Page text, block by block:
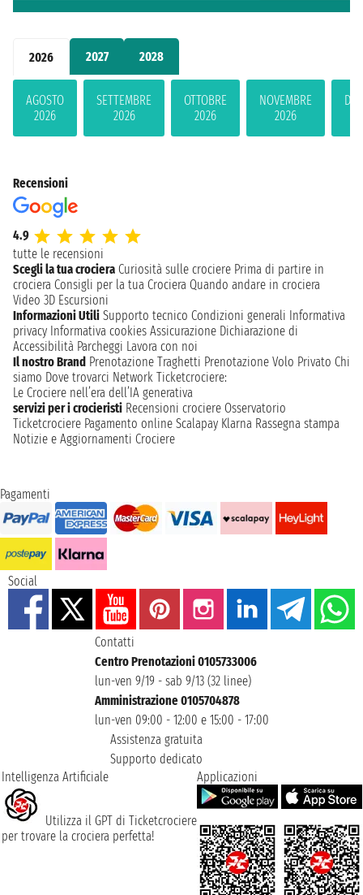
2026 2027 2028
AGOSTO
2026
SETTEMBRE
2026
OTTOBRE
2026
NOVEMBRE
2026
Recensioni
4.9
tutte le recensioni
Scegli la tua crociera Curiosità sulle crociere Prima di partire in
crociera Consigli per la tua Crociera Quando andare in crociera
Video 3D Escursioni
Informazioni Utili Supporto tecnico Condizioni generali Informativa
privacy Informativa cookies Assicurazione Dichiarazione di
Accessibilità Parcheggi Lavora con noi
Il nostro Brand Prenotazione Traghetti Prenotazione Volo Privato Chi
siamo Dove trovarci Network Ticketcrociere:
Le Crociere nell’era dell’IA generativa
servizi per i crocieristi Recensioni crociere Osservatorio
Ticketcrociere Pagamento online Scalapay Klarna Rassegna stampa
Notizie e Aggiornamenti Crociere
Pagamenti
Social
Contatti
Centro Prenotazioni 0105733006
lun-ven 9/19 - sab 9/13 (32 linee)
Amministrazione 0105704878
lun-ven 09:00 - 12:00 e 15:00 - 17:00
Assistenza gratuita
Supporto dedicato
Intelligenza Artificiale
Utilizza il GPT di Ticketcrociere
per trovare la crociera perfetta!
Applicazioni